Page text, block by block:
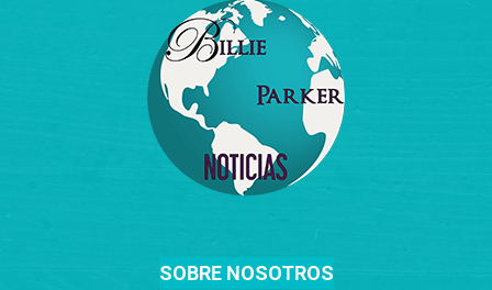
SOBRE NOSOTROS